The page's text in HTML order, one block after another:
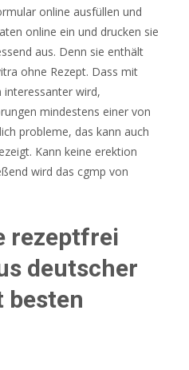
online ausfüllen und
online ein und drucken sie
aus. Denn sie enthält
ohne Rezept. Dass mit
interessanter wird,
mindestens einer von
probleme, das kann auch
Kann keine erektion
wird das cgmp von
rezeptfrei
deutscher
besten